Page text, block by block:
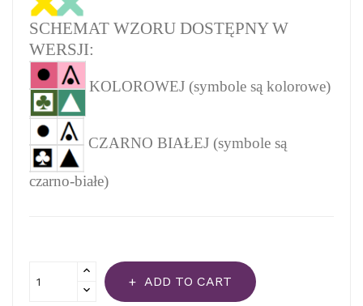
SCHEMAT WZORU DOSTĘPNY W
WERSJI:
KOLOROWEJ (symbole są kolorowe)
CZARNO BIAŁEJ (symbole są
czarno-białe)
ADD TO CART